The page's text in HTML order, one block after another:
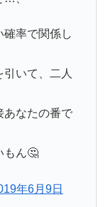
率で関係し
いて、二人
あなたの番で
もん🤔
年6月9日